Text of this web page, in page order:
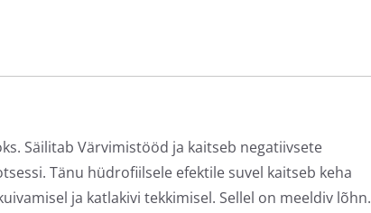
Säilitab Värvimistööd ja kaitseb negatiivsete
Tänu hüdrofiilsele efektile suvel kaitseb keha
ja katlakivi tekkimisel. Sellel on meeldiv lõhn.